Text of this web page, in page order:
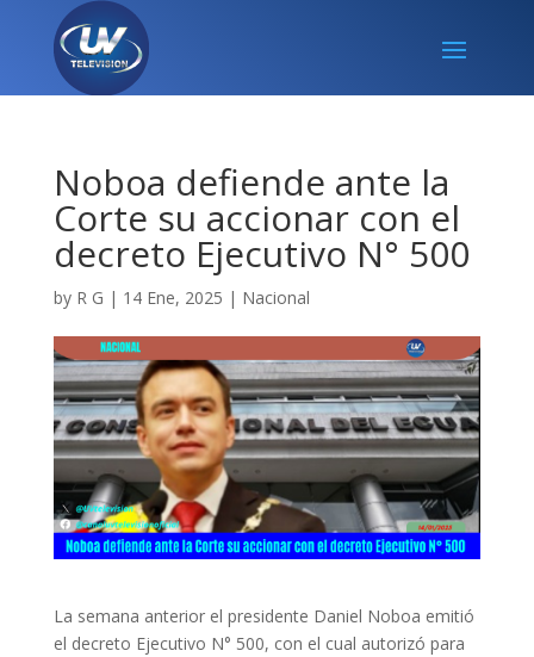
Noboa defiende ante la
Corte su accionar con el
decreto Ejecutivo N° 500
by R G | 14 Ene, 2025 | Nacional
La semana anterior el presidente Daniel Noboa emitió
el decreto Ejecutivo N° 500, con el cual autorizó para